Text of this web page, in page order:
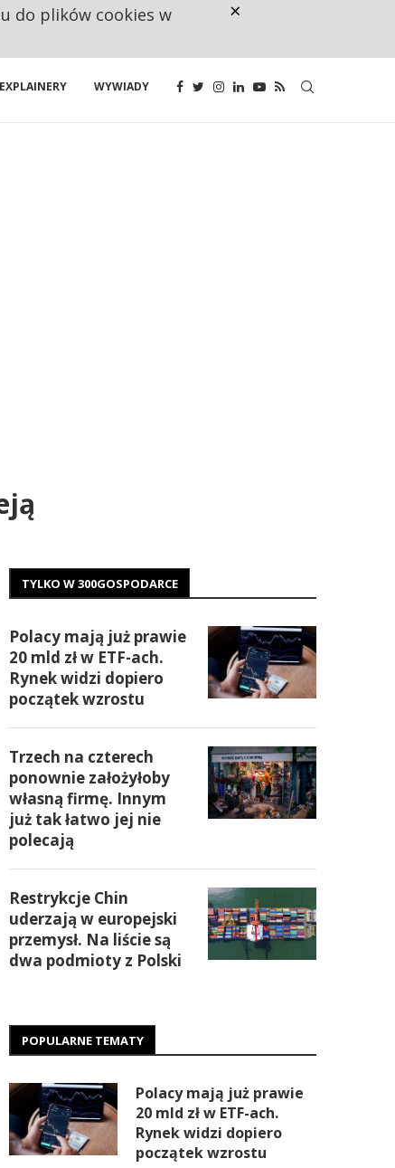
EXPLAINERY WYWIADY
TYLKO W 300GOSPODARCE
Polacy mają już prawie
20 mld zł w ETF-ach.
Rynek widzi dopiero
początek wzrostu
Trzech na czterech
ponownie założyłoby
własną firmę. Innym
już tak łatwo jej nie
polecają
Restrykcje Chin
uderzają w europejski
przemysł. Na liście są
dwa podmioty z Polski
POPULARNE TEMATY
Polacy mają już prawie
20 mld zł w ETF-ach.
Rynek widzi dopiero
początek wzrostu
do plików cookies w
×